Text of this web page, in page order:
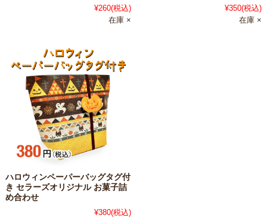
¥260(税込)
在庫 ×
¥350(税込)
在庫 ×
ハロウィンペーパーバッグタグ付
き セラーズオリジナル お菓子詰
め合わせ
¥380(税込)